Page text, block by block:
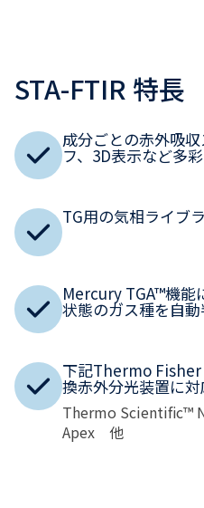
STA-FTIR 特長
成分ごとの赤外吸
フ、3D表示など多
TG用の気相ライブ
Mercury TGA™機能
状態のガス種を自
下記Thermo
換赤外分光装置に対
Thermo Scientific™
Apex 他